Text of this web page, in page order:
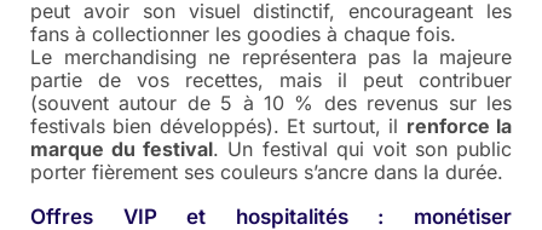
peut avoir son visuel distinctif, encourageant les
fans à collectionner les goodies à chaque fois.
Le merchandising ne représentera pas la majeure
partie de vos recettes, mais il peut contribuer
(souvent autour de 5 à 10 % des revenus sur les
festivals bien développés). Et surtout, il renforce la
marque du festival. Un festival qui voit son public
porter fièrement ses couleurs s’ancre dans la durée.
Offres VIP et hospitalités : monétiser